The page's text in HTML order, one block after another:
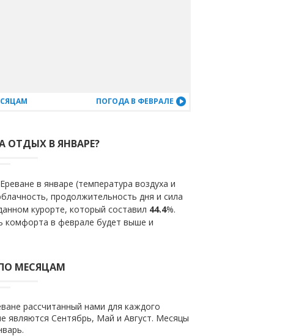
ПОГОДА В ФЕВРАЛЕ
ОТДЫХ В ЯНВАРЕ?
в январе (температура воздуха и
продолжительность дня и сила
курорте, который составил 44.4%.
комфорта в феврале будет выше и
МЕСЯЦАМ
рассчитанный нами для каждого
являются Сентябрь, Май и Август. Месяцы